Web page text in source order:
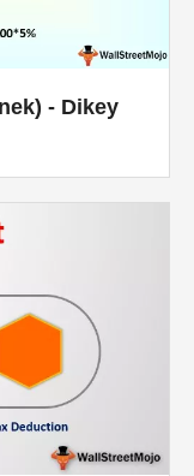
- Dikey